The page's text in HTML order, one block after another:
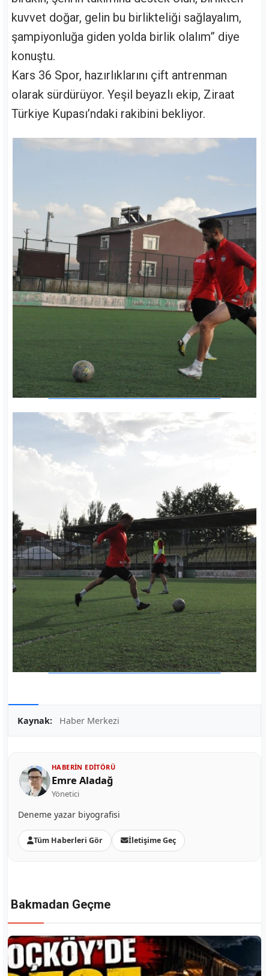
kuvvet doğar, gelin bu birlikteliği sağlayalım,
şampiyonluğa giden yolda birlik olalım” diye
konuştu.
Kars 36 Spor, hazırlıklarını çift antrenman
olarak sürdürüyor. Yeşil beyazlı ekip, Ziraat
Türkiye Kupası’ndaki rakibini bekliyor.
Kaynak: Haber Merkezi
HABERIN EDITÖRÜ
Emre Aladağ
Yönetici
Deneme yazar biyografisi
Tüm Haberleri Gör İletişime Geç
Bakmadan Geçme